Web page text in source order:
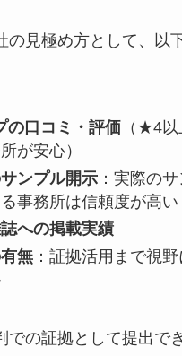
の見極め方として、以
の口コミ・評価（★4以
が安心）
ンプル開示：実際のサ
事務所は信頼度が高い
への掲載実績
無：証拠活用まで視野
での証拠として提出で